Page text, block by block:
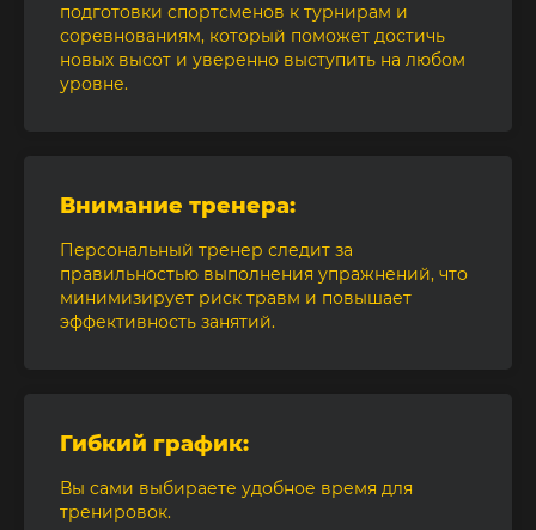
подготовки спортсменов к турнирам и
соревнованиям, который поможет достичь
новых высот и уверенно выступить на любом
уровне.
Внимание тренера:
Персональный тренер следит за
правильностью выполнения упражнений, что
минимизирует риск травм и повышает
эффективность занятий.
Гибкий график:
Вы сами выбираете удобное время для
тренировок.